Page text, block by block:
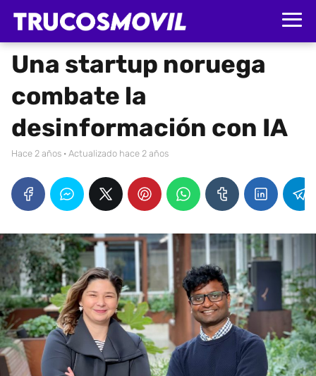
Una startup noruega
combate la
desinformación con IA
hace 2 años · Actualizado hace 2 años